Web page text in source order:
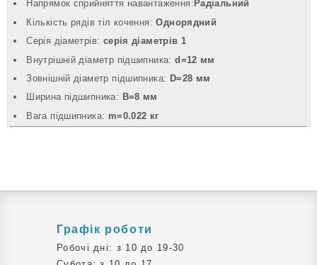
Напрямок сприйняття навантаження: Радіальний
Кількість рядів тіл кочення:Однорядний
Серія діаметрів: серія діаметрів 1
Внутрішній діаметр підшипника:d=12 мм
Зовнішній діаметр підшипника: D=28 мм
Ширина підшипника: B=8 мм
Вага підшипника: m=0.022 кг
Графік роботи
Робочі дні: з 10 до 19-30